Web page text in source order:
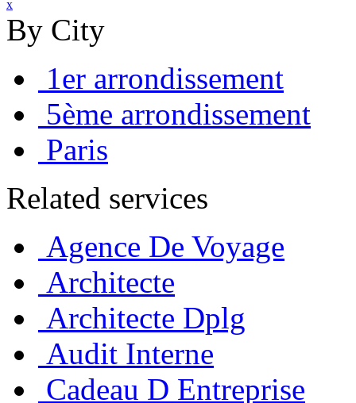
x
By City
1er arrondissement
5ème arrondissement
Paris
Related services
Agence De Voyage
Architecte
Architecte Dplg
Audit Interne
Cadeau D Entreprise